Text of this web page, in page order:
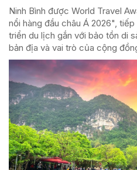
Ninh Bình được World Travel
nổi hàng đầu châu Á 2026",
triển du lịch gắn với bảo tồn di
bản địa và vai trò của cộng